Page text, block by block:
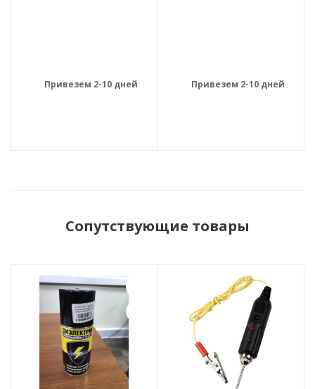
Привезем 2-10 дней Привезем 2-10 дней
Сопутствующие товары